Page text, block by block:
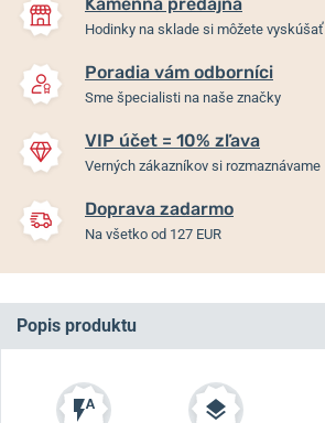
Hodinky na sklade si môžete vyskúšať
Poradia vám odborníci
Sme špecialisti na naše značky
VIP účet = 10% zľava
Verných zákazníkov si rozmaznávame
Doprava zadarmo
Na všetko od 127 EUR
Popis produktu